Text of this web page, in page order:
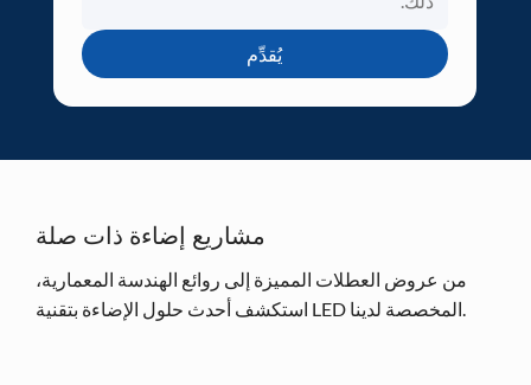
يُقدِّم
مشاريع إضاءة ذات صلة
من عروض العطلات المميزة إلى روائع الهندسة المعمارية،
استكشف أحدث حلول الإضاءة بتقنية LED المخصصة لدينا.